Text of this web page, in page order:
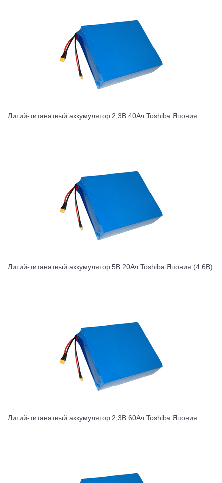
Литий-титанатный аккумулятор 2,3В 40Ач Toshiba Япония
Литий-титанатный аккумулятор 5В 20Ач Toshiba Япония (4.6В)
Литий-титанатный аккумулятор 2,3В 60Ач Toshiba Япония